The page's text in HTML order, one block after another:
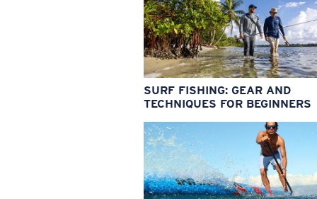
SURF FISHING: GEAR AND
TECHNIQUES FOR BEGINNERS